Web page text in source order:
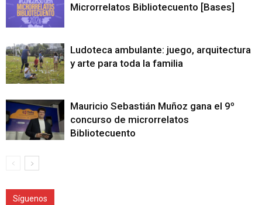
Microrrelatos Bibliotecuento [Bases]
Ludoteca ambulante: juego, arquitectura
y arte para toda la familia
Mauricio Sebastián Muñoz gana el 9º
concurso de microrrelatos
Bibliotecuento
Síguenos